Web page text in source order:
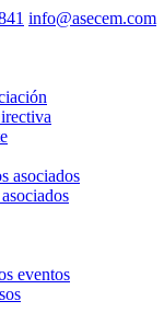
info@asecem.com
asociados
eventos